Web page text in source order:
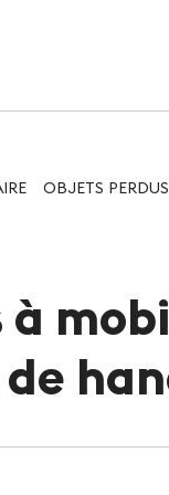
PRATIQUES
et
et
OBJETS
à